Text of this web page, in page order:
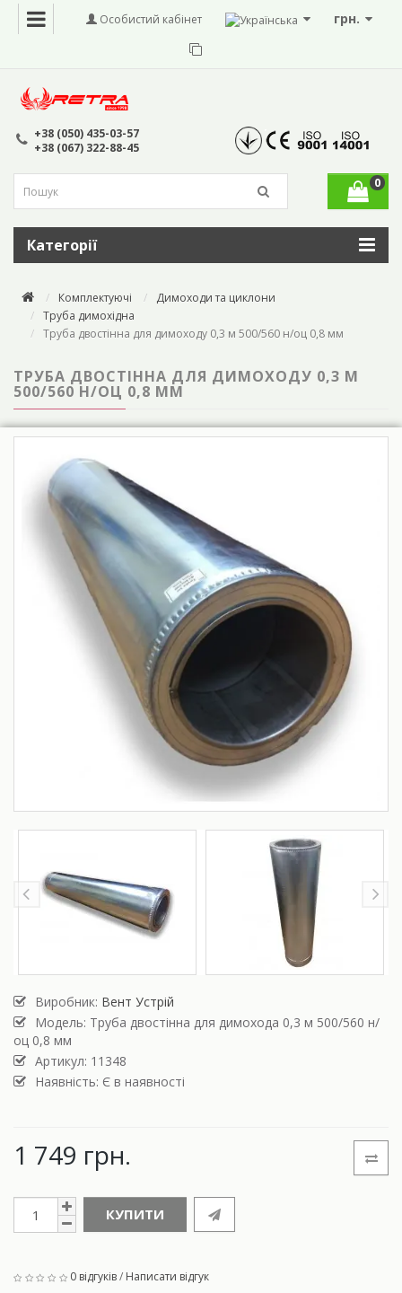
грн.
Особистий кабінет
+38 (050) 435-03-57
+38 (067) 322-88-45
0
Категорії
Комплектуючі
Димоходи та циклони
Труба димохідна
Труба двостінна для димоходу 0,3 м 500/560 н/оц 0,8 мм
ТРУБА ДВОСТІННА ДЛЯ ДИМОХОДУ 0,3 М
500/560 Н/ОЦ 0,8 ММ
Виробник: Вент Устрій
Модель: Труба двостінна для димохода 0,3 м 500/560 н/
оц 0,8 мм
Артикул: 11348
Наявність: Є в наявності
1 749 грн.
КУПИТИ
0 відгуків/ Написати відгук